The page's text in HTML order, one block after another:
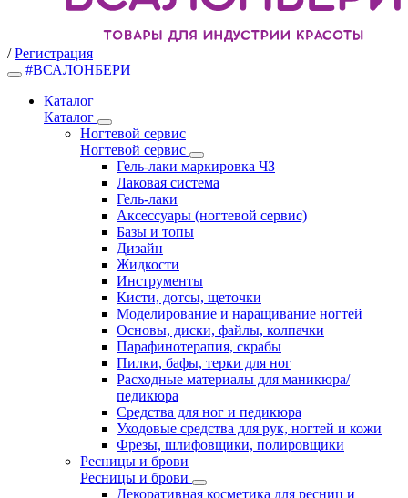
/ Регистрация
#ВСАЛОНБЕРИ
Каталог
Каталог
Ногтевой сервис
Ногтевой сервис
Гель-лаки маркировка ЧЗ
Лаковая система
Гель-лаки
Аксессуары (ногтевой сервис)
Базы и топы
Дизайн
Жидкости
Инструменты
Кисти, дотсы, щеточки
Моделирование и наращивание ногтей
Основы, диски, файлы, колпачки
Парафинотерапия, скрабы
Пилки, бафы, терки для ног
Расходные материалы для маникюра/
педикюра
Средства для ног и педикюра
Уходовые средства для рук, ногтей и кожи
Фрезы, шлифовщики, полировщики
Ресницы и брови
Ресницы и брови
Декоративная косметика для ресниц и